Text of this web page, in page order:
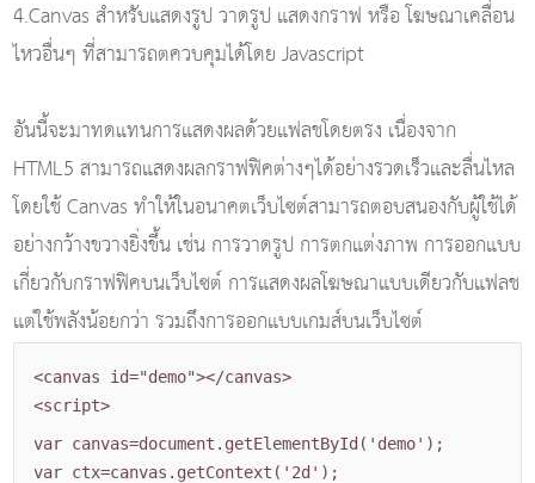
4.Canvas สำหรับแสดงรูป วาดรูป แสดงกราฟ หรือ โฆษณาเคลื่อน
ไหวอื่นๆ ที่สามารถตควบคุมได้โดย Javascript
อันนี้จะมาทดแทนการแสดงผลด้วยแฟลชโดยตรง เนื่องจาก
HTML5 สามารถแสดงผลกราฟฟิคต่างๆได้อย่างรวดเร็วและลื่นไหล
โดยใช้ Canvas ทำให้ในอนาคตเว็บไซต์สามารถตอบสนองกับผู้ใช้ได้
อย่างกว้างขวางยิ่งขึ้น เช่น การวาดรูป การตกแต่งภาพ การออกแบบ
เกี่ยวกับกราฟฟิคบนเว็บไซต์ การแสดงผลโฆษณาแบบเดียวกับแฟลช
แต่ใช้พลังน้อยกว่า รวมถึงการออกแบบเกมส์บนเว็บไซต์
<canvas id="demo"></canvas>
<script>
var canvas=document.getElementById('demo');
var ctx=canvas.getContext('2d');